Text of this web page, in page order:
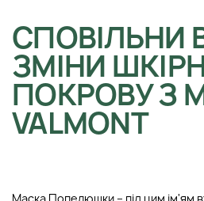
СПОВІЛЬНИ
ЗМІНИ
ПОКРОВУ З
VALMONT